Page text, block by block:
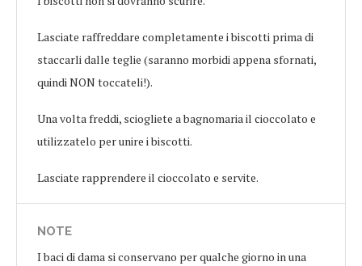
Lasciate raffreddare completamente i biscotti prima di
staccarli dalle teglie (saranno morbidi appena sfornati,
quindi NON toccateli!).
Una volta freddi, sciogliete a bagnomaria il cioccolato e
utilizzatelo per unire i biscotti.
Lasciate rapprendere il cioccolato e servite.
NOTE
I baci di dama si conservano per qualche giorno in una